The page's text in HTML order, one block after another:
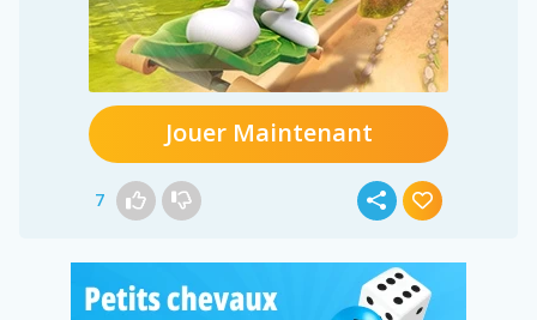
Jouer Maintenant
7